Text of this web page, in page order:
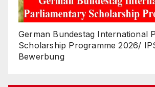
German Bundestag International
Scholarship Programme 2026/
Bewerbung